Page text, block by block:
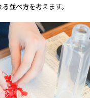
並べ方を考えます。